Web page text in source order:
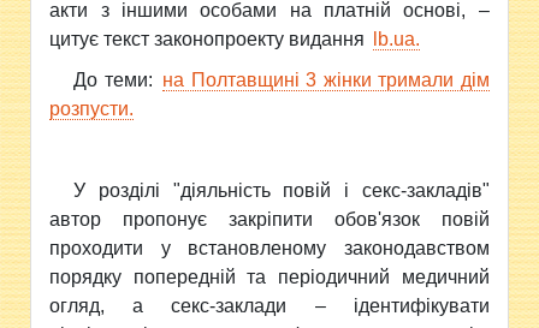
акти з іншими особами на платній основі, –
цитує текст законопроекту видання
lb.ua.
До теми: на Полтавщині 3 жінки тримали дім
розпусти.
У розділі "діяльність повій і секс-закладів"
автор пропонує закріпити обов'язок повій
проходити у встановленому законодавством
порядку попередній та періодичний медичний
огляд, а секс-заклади – ідентифікувати